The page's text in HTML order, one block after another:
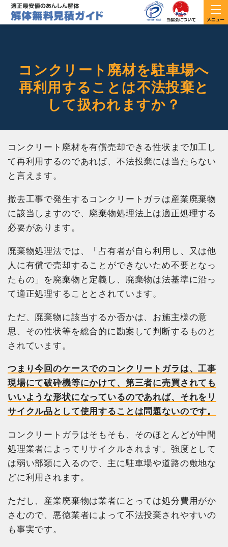
コンクリート廃材を駐車場へ
再利用することは不法投棄と
して扱われますか？
コンクリート廃材を有償売却できる性状まで加工し
て再利用するのであれば、不法投棄には当たらない
と言えます。
撤去工事で発生するコンクリートガラは産業廃棄物
に該当しますので、廃棄物処理法上は適正処理する
必要があります。
廃棄物処理法では、「占有者が自ら利用し、又は他
人に有償で売却することができないため不要となっ
たもの」を廃棄物と定義し、廃棄物は法基準に沿っ
て適正処理することとされています。
ただ、廃棄物に該当するか否かは、お施主様の意
思、その性状等を総合的に勘案して判断するものと
されています。
つまり今回のケースでのコンクリートガラは、工事
現場にて破砕機等にかけて、第三者に売買されても
いいような形状になっているのであれば、それをリ
サイクル品として使用することは問題ないのです。
コンクリートガラはそもそも、そのほとんどが中間
処理業者によってリサイクルされます。強度として
は弱い部類に入るので、主に駐車場や道路の敷地な
どに利用されます。
ただし、産業廃棄物は業者にとっては処分費用がか
さむので、悪徳業者によって不法投棄されやすいの
も事実です。